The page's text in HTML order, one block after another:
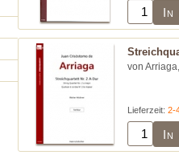
In
von
Lieferzeit: 2-
In